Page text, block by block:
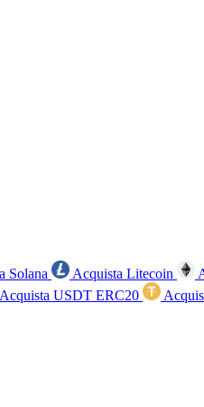
Solana Acquista Litecoin
Acquista USDT ERC20